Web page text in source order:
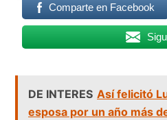
Comparte en Facebook
DE INTERES Así felicitó
esposa por un año más